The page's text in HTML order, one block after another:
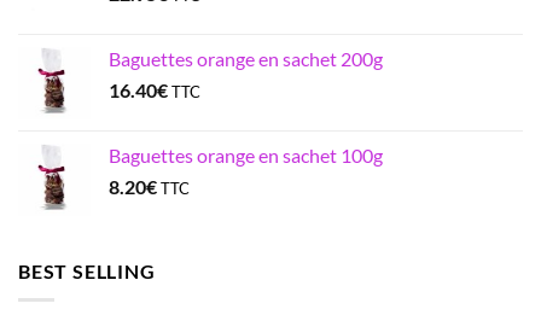
Baguettes orange en sachet 200g
16.40€TTC
Baguettes orange en sachet 100g
8.20€TTC
BEST SELLING